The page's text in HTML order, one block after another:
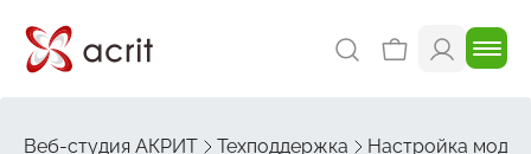
Веб-студия АКРИТ Техподдержка Настройка